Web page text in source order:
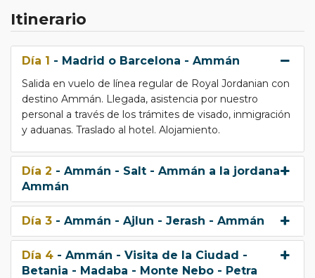
Itinerario
Día 1 - Madrid o Barcelona - Ammán
Salida en vuelo de línea regular de Royal Jordanian con
destino Ammán. Llegada, asistencia por nuestro
personal a través de los trámites de visado, inmigración
y aduanas. Traslado al hotel. Alojamiento.
Día 2 - Ammán - Salt - Ammán a la jordana -
Ammán
Día 3 - Ammán - Ajlun - Jerash - Ammán
Día 4 - Ammán - Visita de la Ciudad -
Betania - Madaba - Monte Nebo - Petra